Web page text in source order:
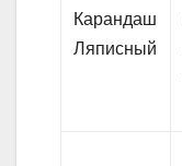
Карандаш
Ляписный